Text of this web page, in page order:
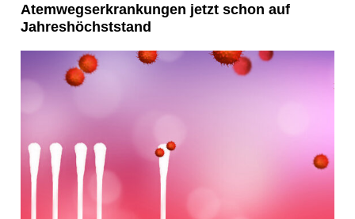
Atemwegserkrankungen jetzt schon auf
Jahreshöchststand